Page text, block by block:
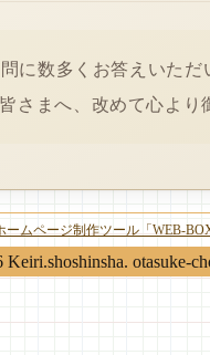
に数多くお答えいた
さまへ、改めて心より
ームページ制作ツール「WEB-
otasuke-